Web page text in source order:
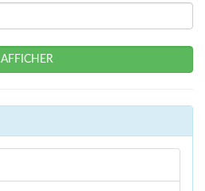
AFFICHER